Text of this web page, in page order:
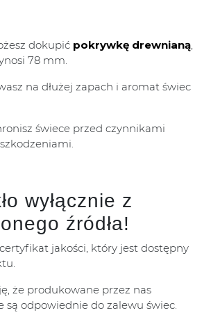
dokupić pokrywkę drewnianą,
78 mm.
na dłużej zapach i aromat świec
świece przed czynnikami
wyłącznie z
źródła!
jakości, który jest dostępny
że produkowane przez nas
są odpowiednie do zalewu świec.